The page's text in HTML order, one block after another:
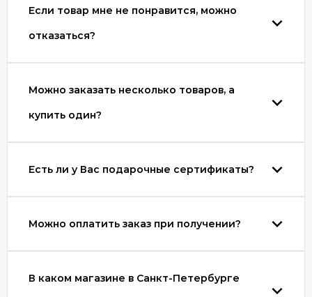
Если товар мне не понравится, можно
отказаться?
Можно заказать несколько товаров, а
купить один?
Есть ли у Вас подарочные сертификаты?
Можно оплатить заказ при получении?
В каком магазине в Санкт-Петербурге